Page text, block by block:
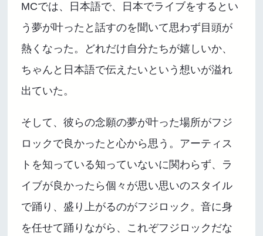
MCでは、日本語で、日本でライブをするとい
う夢が叶ったと話すのを聞いて思わず目頭が
熱くなった。どれだけ自分たちが嬉しいか、
ちゃんと日本語で伝えたいという想いが溢れ
出ていた。
そして、彼らの念願の夢が叶った場所がフジ
ロックで良かったと心から思う。アーティス
トを知っている知っていないに関わらず、ラ
イブが良かったら個々が思い思いのスタイル
で踊り、盛り上がるのがフジロック。音に身
を任せて踊りながら、これぞフジロックだな